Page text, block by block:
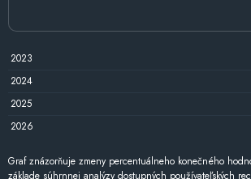
2023
2024
2025
2026
Graf znázorňuje zmeny percentuálneho konečného
základe súhrnnej analýzy dostupných používateľských